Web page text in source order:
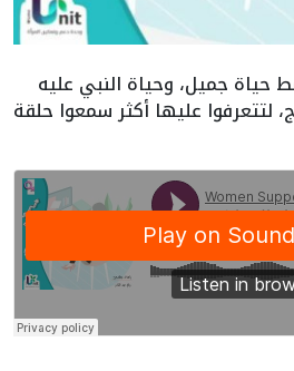
حياة جميل، وحياة النبي عليه
لتتعرفوا عليها أكثر سمعوا حلقة